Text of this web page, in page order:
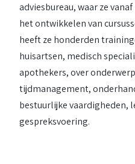
adviesbureau, waar ze
het ontwikkelen van
heeft ze honderden
huisartsen, medisch
apothekers, over
tijdmanagement,
bestuurlijke vaardigheden,
gespreksvoering.